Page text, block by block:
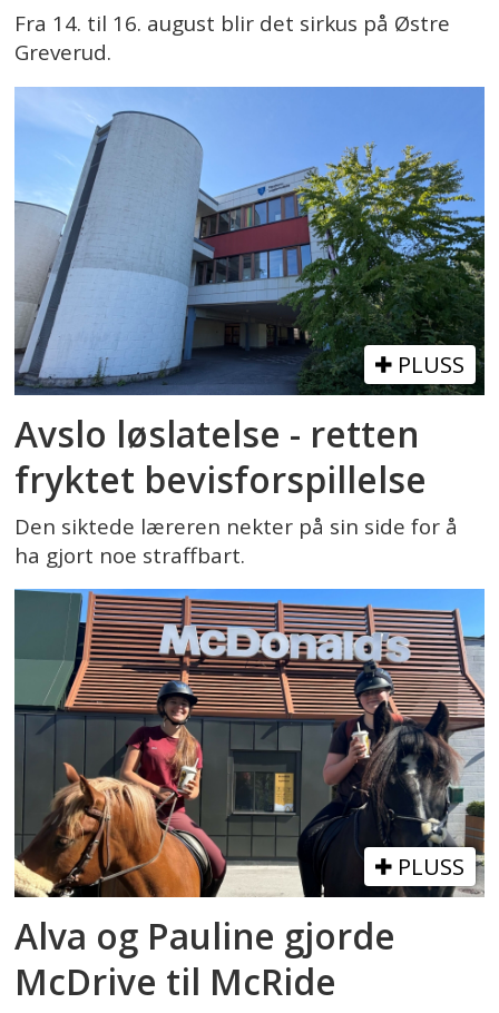
Fra 14. til 16. august blir det sirkus på Østre
Greverud.
PLUSS
Avslo løslatelse - retten
fryktet bevisforspillelse
Den siktede læreren nekter på sin side for å
ha gjort noe straffbart.
PLUSS
Alva og Pauline gjorde
McDrive til McRide